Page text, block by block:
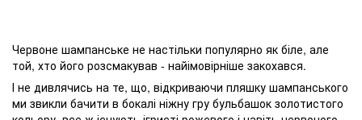
Червоне шампанське не настільки популярно як біле, але
той, хто його розсмакував - найімовірніше закохався.
І не дивлячись на те, що, відкриваючи пляшку шампанського
ми звикли бачити в бокалі ніжну гру бульбашок золотистого